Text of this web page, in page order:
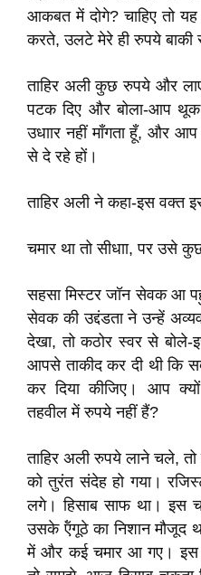
आकबत में दोगे? चाहिए तो
करते, उलटे मेरे ही रुपये बाकी
ताहिर अली कुछ रुपये और
पटक दिए और बोला-आप
उधाार नहीं माँगता हूँ, और
से दे रहे हों।
ताहिर अली ने कहा-इस वक्त
चमार था तो सीधाा, पर उसे
सहसा मिस्टर जॉन सेवक आ
सेवक की उद्दंडता ने उन्हें
देखा, तो कठोर स्वर से
आपसे ताकीद कर दी थी कि
कर दिया कीजिए। आप
तहवील में रुपये नहीं हैं?
ताहिर अली रुपये लाने चले,
को तुरंत संदेह हो गया।
लगे। हिसाब साफ था। इस
उसके ऍंगूठे का निशान मौजूद
में और कई चमार आ गए। इस